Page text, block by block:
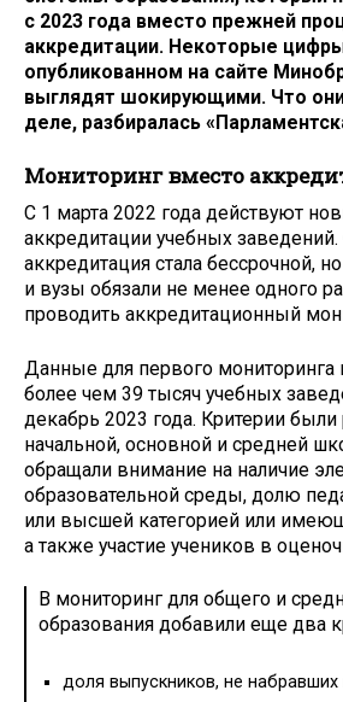
с 2023 года вместо прежней
аккредитации. Некоторые
опубликованном на сайте
выглядят шокирующими. Что
деле, разбиралась
Мониторинг вместо
С 1 марта 2022 года действуют
аккредитации учебных
аккредитация стала бессрочной,
и вузы обязали не менее одного
проводить аккредитационный
Данные для первого мониторинга
более чем 39 тысяч учебных
декабрь 2023 года. Критерии
начальной, основной и средней
обращали внимание на наличие
образовательной среды, долю
или высшей категорией или
а также участие учеников в
В мониторинг для общего и
образования добавили еще два
доля выпускников, не